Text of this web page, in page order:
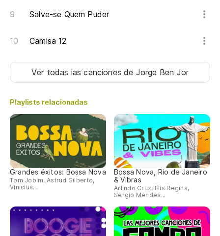
Salve-se Quem Puder
Camisa 12
Ver todas las cancionesde Jorge Ben Jor
Playlists relacionadas
Grandes éxitos: Bossa Nova
Tom Jobim, Astrud Gilberto,
Vinicius...
Bossa Nova, Rio de Janeiro
& Vibras
Arlindo Cruz, Elis Regina,
Sergio Mendes...